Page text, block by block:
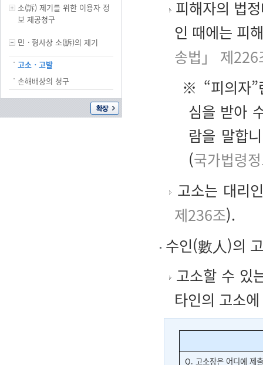
소(訴) 제기를 위한 이용자 정
보 제공청구
민ㆍ형사상 소(訴)의 제기
고소ㆍ고발
손해배상의 청구
피해자의 법
인 때에는 피
송법」 제226
※ “피의자”
심을 받아
람을 말합
(국가법령
고소는 대리
제236조).
수인(數人)의
고소할 수 있
타인의 고소
Q. 고소장은 어디에 제